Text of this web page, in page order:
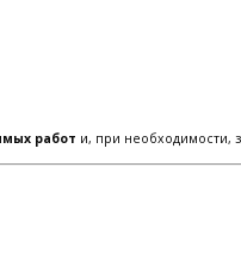
работ и, при необходимости,